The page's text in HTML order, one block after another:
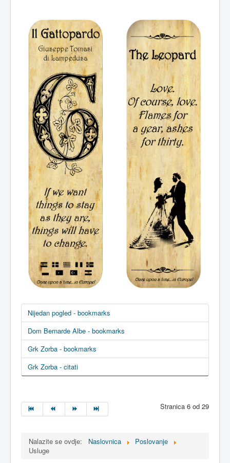
Nijedan pogled - bookmarks
Dom Bernarde Albe - bookmarks
Grk Zorba - bookmarks
Grk Zorba - citati
Stranica 6 od 29
Nalazite se ovdje: Naslovnica
Poslovanje
Usluge